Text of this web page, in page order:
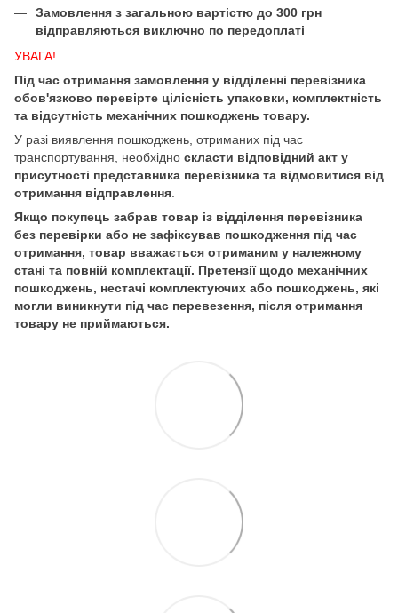
Замовлення з загальною вартістю до 300 грн
відправляються виключно по передоплаті
УВАГА!
Під час отримання замовлення у відділенні перевізника
обов'язково перевірте цілісність упаковки, комплектність
та відсутність механічних пошкоджень товару.
У разі виявлення пошкоджень, отриманих під час
транспортування, необхідно скласти відповідний акт у
присутності представника перевізника та відмовитися від
отримання відправлення
Якщо покупець забрав товар із відділення перевізника
без перевірки або не зафіксував пошкодження під час
отримання, товар вважається отриманим у належному
стані та повній комплектації. Претензії щодо механічних
пошкоджень, нестачі комплектуючих або пошкоджень, які
могли виникнути під час перевезення, після отримання
товару не приймаються.